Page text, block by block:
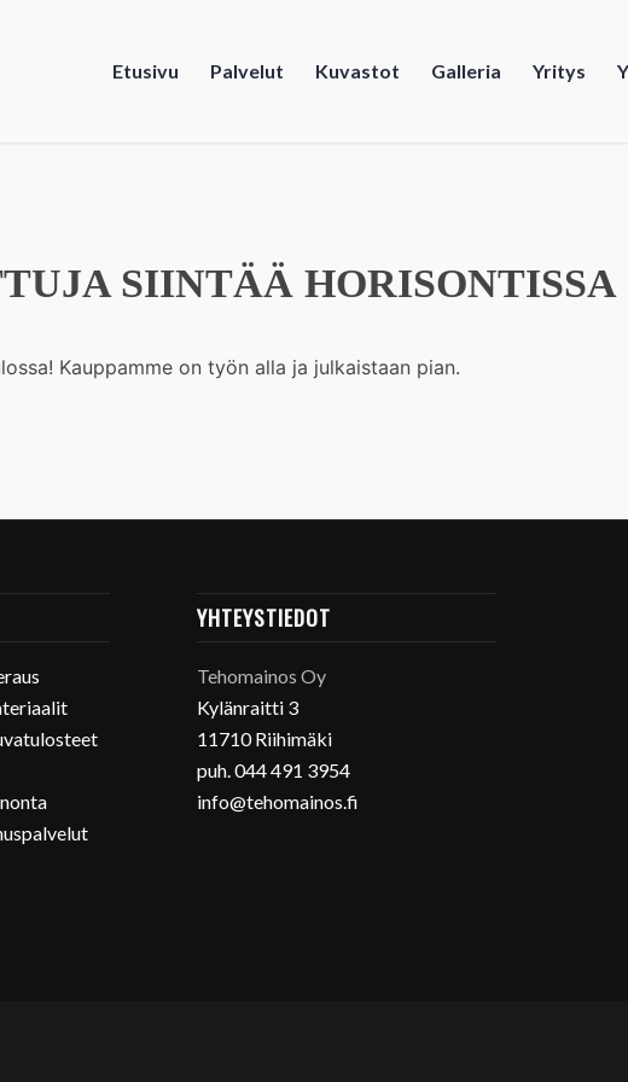
Etusivu Palvelut Kuvastot Galleria Yritys
SIINTÄÄ HORISONTISSA
Kauppamme on työn alla ja julkaistaan pian.
YHTEYSTIEDOT
Tehomainos Oy
Kylänraitti 3
11710 Riihimäki
puh. 044 491 3954
info@tehomainos.fi